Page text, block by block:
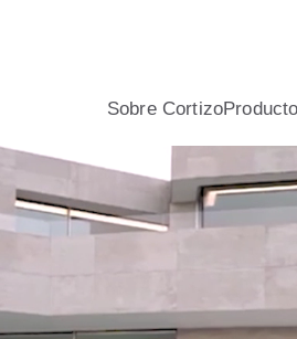
con asesoramiento profesional,
Sobre Cortizo